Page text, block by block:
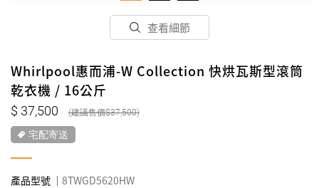
查看細節
Whirlpool惠而浦-W Collection 快烘瓦斯型滾筒
乾衣機 / 16公斤
37,500 37,500
宅配寄送
產品型號
8TWGD5620HW